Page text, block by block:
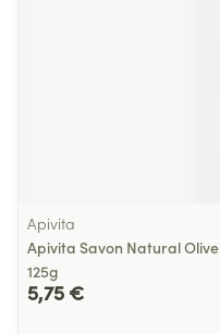
Apivita
Apivita Savon Natural Olive
125g
5,75 €